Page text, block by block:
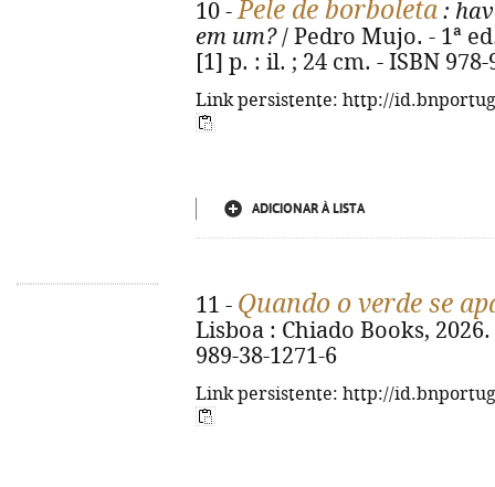
10 -Pele de borboleta :
em um?/ Pedro Mujo. - 1ª
[1] p. : il. ; 24 cm. - ISBN 978-
Link persistente: http://
ADICIONAR À LISTA
11 - Quando o verde se
Lisboa : Chiado Books,
989-38-1271-6
Link persistente: http://